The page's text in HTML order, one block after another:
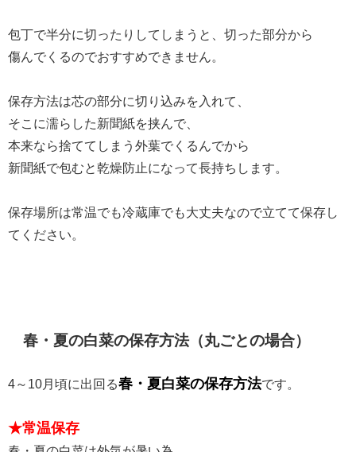
包丁で半分に切ったりしてしまうと、切った部分から
傷んでくるのでおすすめできません。
保存方法は芯の部分に切り込みを入れて、
そこに濡らした新聞紙を挟んで、
本来なら捨ててしまう外葉でくるんでから
新聞紙で包むと乾燥防止になって長持ちします。
保存場所は常温でも冷蔵庫でも大丈夫なので立てて保存し
てください。
春・夏の白菜の保存方法（丸ごとの場合）
4～10月頃に出回る春・夏白菜の保存方法です。
★常温保存